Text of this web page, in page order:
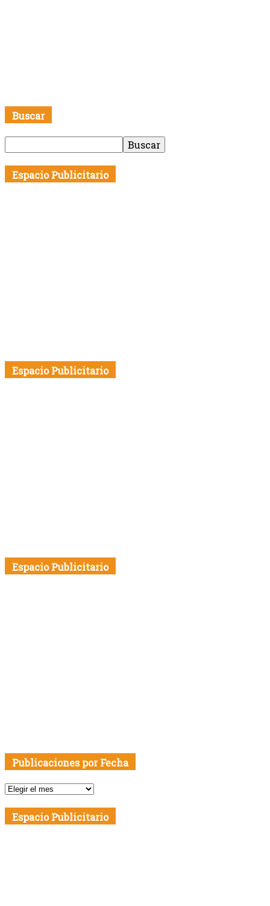
Buscar
Espacio Publicitario
Espacio Publicitario
Espacio Publicitario
Publicaciones por Fecha
Publicaciones
Fecha
Espacio Publicitario